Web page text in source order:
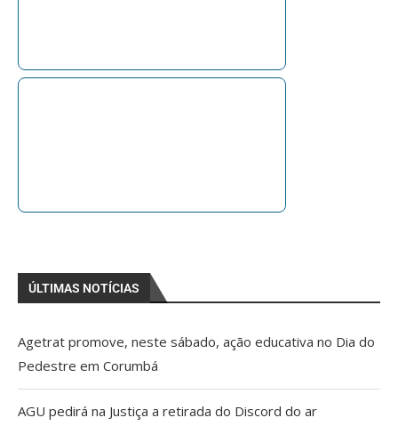
ÚLTIMAS NOTÍCIAS
Agetrat promove, neste sábado, ação educativa no Dia do
Pedestre em Corumbá
AGU pedirá na Justiça a retirada do Discord do ar